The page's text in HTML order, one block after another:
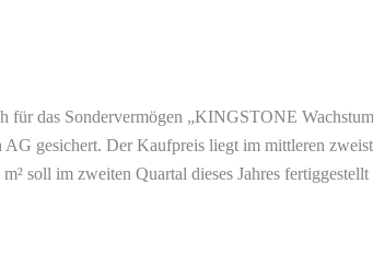
das Sondervermögen „KINGSTONE
gesichert. Der Kaufpreis liegt im mittleren
soll im zweiten Quartal dieses Jahres